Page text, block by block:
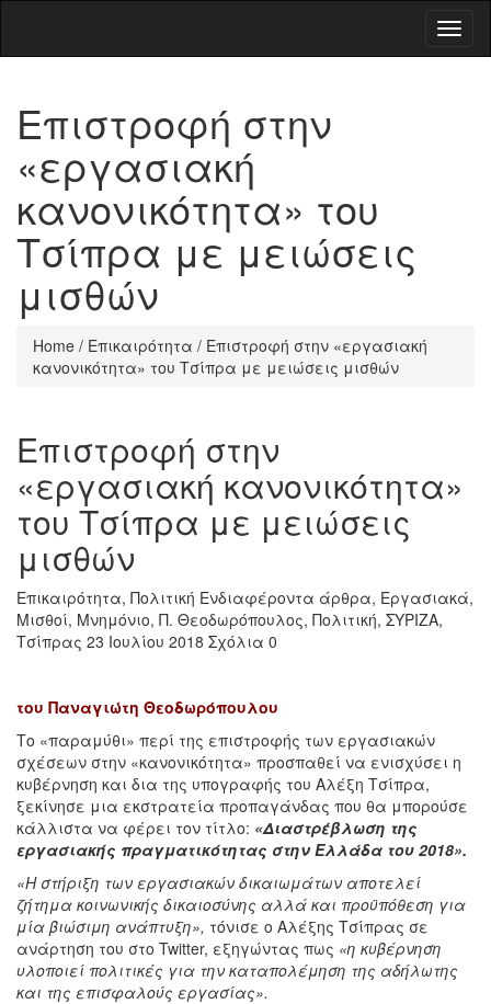
Επιστροφή στην
«εργασιακή
κανονικότητα» του
Τσίπρα με μειώσεις
μισθών
Home / Επικαιρότητα / Επιστροφή στην «εργασιακή
κανονικότητα» του Τσίπρα με μειώσεις μισθών
Επιστροφή στην
«εργασιακή κανονικότητα»
του Τσίπρα με μειώσεις
μισθών
Επικαιρότητα, Πολιτική Ενδιαφέροντα άρθρα, Εργασιακά,
Μισθοί, Μνημόνιο, Π. Θεοδωρόπουλος, Πολιτική, ΣΥΡΙΖΑ,
Τσίπρας 23 Ιουλίου 2018 Σχόλια 0
του Παναγιώτη Θεοδωρόπουλου
Το «παραμύθι» περί της επιστροφής των εργασιακών
σχέσεων στην «κανονικότητα» προσπαθεί να ενισχύσει η
κυβέρνηση και δια της υπογραφής του Αλέξη Τσίπρα,
ξεκίνησε μια εκστρατεία προπαγάνδας που θα μπορούσε
κάλλιστα να φέρει τον τίτλο: «Διαστρέβλωση της
εργασιακής πραγματικότητας στην Ελλάδα του 2018».
«Η στήριξη των εργασιακών δικαιωμάτων αποτελεί
ζήτημα κοινωνικής δικαιοσύνης αλλά και προϋπόθεση για
μία βιώσιμη ανάπτυξη», τόνισε ο Αλέξης Τσίπρας σε
ανάρτηση του στο Twitter, εξηγώντας πως «η κυβέρνηση
υλοποιεί πολιτικές για την καταπολέμηση της αδήλωτης
και της επισφαλούς εργασίας».